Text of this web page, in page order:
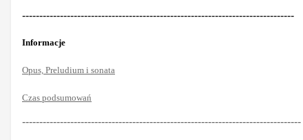
-------------------------------------------------------------------------------
Informacje
Opus, Preludium i sonata
Czas podsumowań
---------------------------------------------------------------------------------